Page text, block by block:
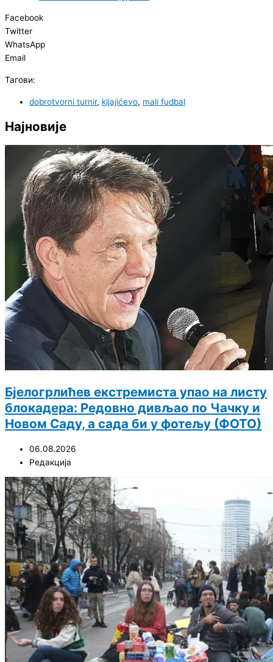
Facebook
Twitter
WhatsApp
Email
Тагови:
dobrotvorni turnir, kljajićevo, mali fudbal
Најновије
Бјелогрлићев екстремиста упао на листу
блокадера: Редовно дивљао по Чачку и
Новом Саду, а сада би у фотељу (ФОТО)
06.08.2026
Редакција